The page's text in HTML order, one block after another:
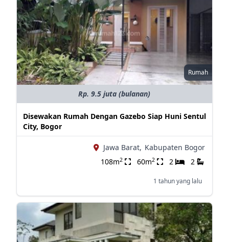
Rumah
Rp. 9.5 juta (bulanan)
Disewakan Rumah Dengan Gazebo Siap Huni Sentul
City, Bogor
Jawa Barat, Kabupaten Bogor
108m2 60m2 2 2
1 tahun yang lalu